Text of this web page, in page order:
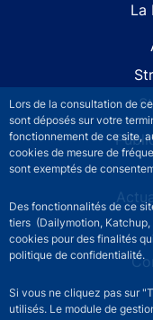
Lors de la consultation de
sont déposés sur votre
fonctionnement de ce site,
cookies de mesure de
sont exemptés de
Des fonctionnalités de ce
tiers (Dailymotion, Katchup,
cookies pour des finalités
politique de confidentialité.
Si vous ne cliquez pas sur
utilisés. Le module de
La
Footer secondary